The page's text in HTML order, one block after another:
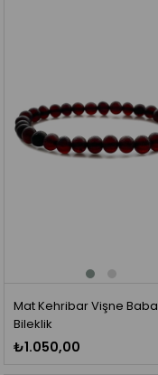
Mat Kehribar Vişne Baba
Bileklik
₺1.050,00